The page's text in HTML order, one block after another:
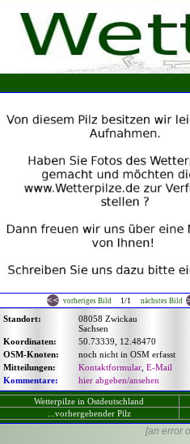
vorheriges Bild 1/1 nächstes Bild
Standort:
08058 Zwickau
Sachsen
Koordinaten:
50.73339, 12.48470
OSM-Knoten:
noch nicht in OSM erfasst
Mitteilungen:
Kontaktformular E-Mail
Kommentare:
hier abgeben/ansehen
Wetterpilze in Ostdeutschland
...vorhergehender Pilz
[an error